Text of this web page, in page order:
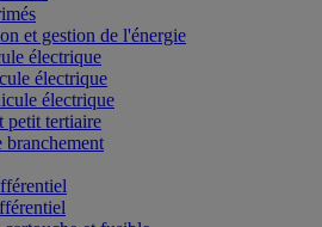
et gestion de l'énergie
électrique
électrique
électrique
petit tertiaire